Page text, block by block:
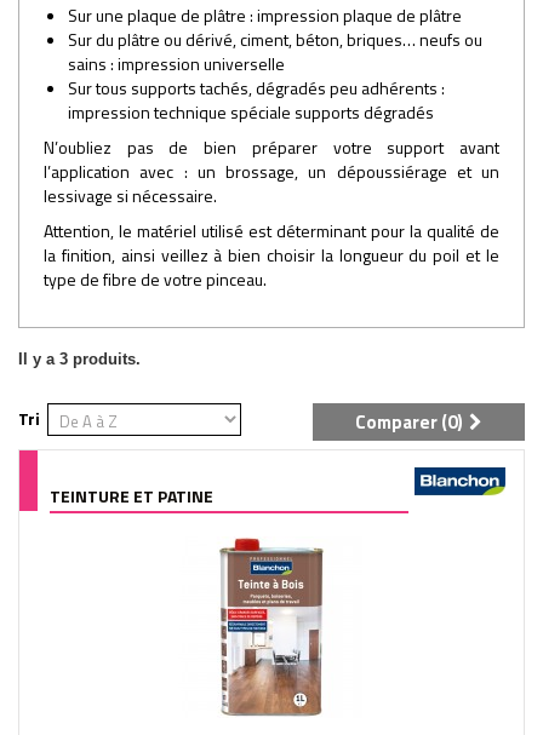
Sur une plaque de plâtre : impression plaque de plâtre
Sur du plâtre ou dérivé, ciment, béton, briques… neufs ou
sains : impression universelle
Sur tous supports tachés, dégradés peu adhérents :
impression technique spéciale supports dégradés
N’oubliez pas de bien préparer votre support avant
l’application avec : un brossage, un dépoussiérage et un
lessivage si nécessaire.
Attention, le matériel utilisé est déterminant pour la qualité de
la finition, ainsi veillez à bien choisir la longueur du poil et le
type de fibre de votre pinceau.
Il y a 3 produits.
Tri Comparer (0)
TEINTURE ET PATINE